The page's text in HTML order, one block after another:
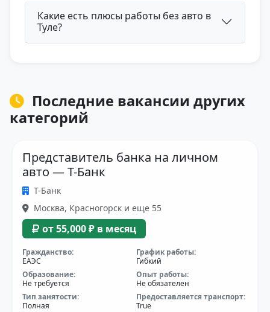
Какие есть плюсы работы без авто в
Туле?
Последние вакансии других
категорий
Представитель банка на личном
авто — Т-Банк
Т-Банк
Москва, Красногорск и еще 55
от 55,000 ₽ в месяц
Гражданство:
ЕАЭС
График работы:
Гибкий
Образование:
Не требуется
Опыт работы:
Не обязателен
Тип занятости:
Полная
Предоставляется транспорт:
True